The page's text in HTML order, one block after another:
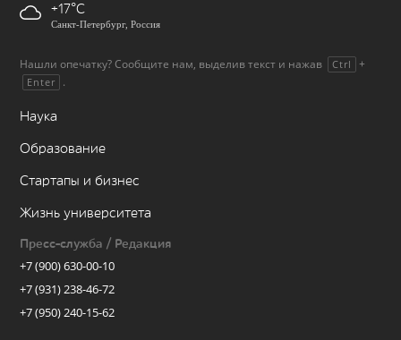
+17
Санкт-Петербург, Россия
Нашли опечатку? Сообщите нам, выделив текст и нажав Ctrl +
Enter .
Наука
Образование
Стартапы и бизнес
Жизнь университета
Пресс-служба / Редакция
+7 (900) 630-00-10
+7 (931) 238-46-72
+7 (950) 240-15-62